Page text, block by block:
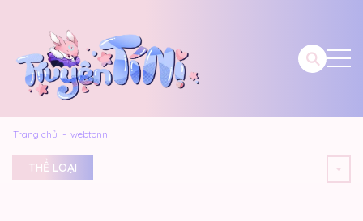
Trang chủ webtonn
THỂ LOẠI